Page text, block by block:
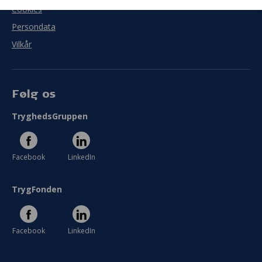
Cookies
Persondata
Vilkår
Følg os
TryghedsGruppen
Facebook LinkedIn
TrygFonden
Facebook LinkedIn